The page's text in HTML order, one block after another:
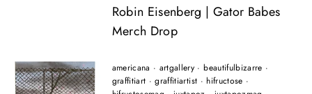
Robin Eisenberg | Gator Babes
Merch Drop
americana · artgallery ·beautifulbizarre ·
graffitiart ·graffitiartist · hifructose ·